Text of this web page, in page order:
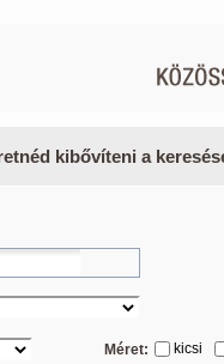
kibővíteni a
Méret: kicsi